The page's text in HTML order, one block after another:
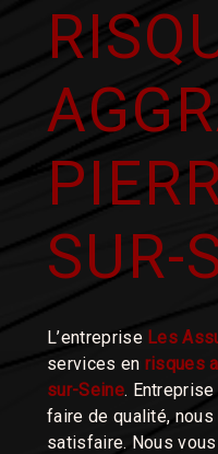
SUR-
L’entreprise Les
services en risques
sur-Seine. Entreprise
faire de qualité,
satisfaire. Nous